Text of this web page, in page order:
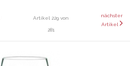
Artikel 229 von
281
nächster
Artikel